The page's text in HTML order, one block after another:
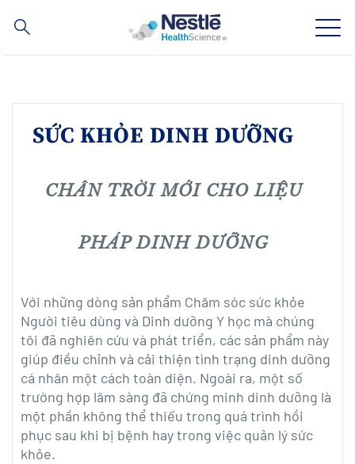
dung
tìm
kiếm
Về chúng tôi
Chăm sóc sức khỏe
Contact
revamp
LIÊN HỆ
Social
revamp
v2
Thay đổi giao diện
SỨC KHỎE DINH DƯỠNG
CHÂN TRỜI MỚI CHO LIỆU
PHÁP DINH DƯỠNG
Với những dòng sản phẩm Chăm sóc sức khỏe
Người tiêu dùng và Dinh dưỡng Y học mà chúng
tôi đã nghiên cứu và phát triển, các sản phẩm này
giúp điều chỉnh và cải thiện tình trạng dinh dưỡng
cá nhân một cách toàn diện. Ngoài ra, một số
trường hợp lâm sàng đã chứng minh dinh dưỡng là
một phần không thể thiếu trong quá trình hồi
phục sau khi bị bệnh hay trong việc quản lý sức
khỏe.